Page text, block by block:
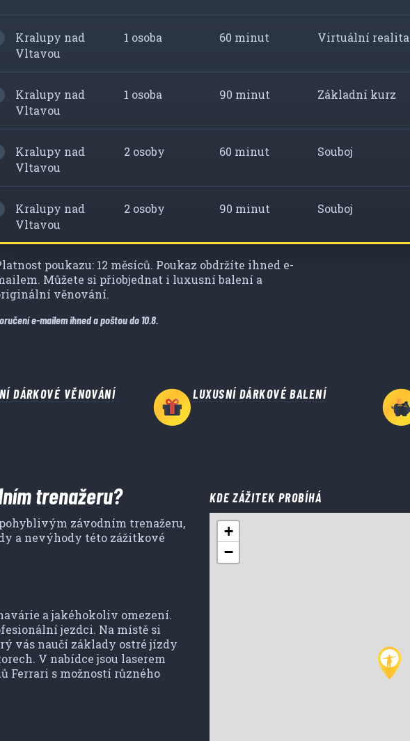
Kralupy nad
Vltavou
1 osoba 60 minut Virtuální realita
Kralupy nad
Vltavou
1 osoba 90 minut Základní kurz
Kralupy nad
Vltavou
2 osoby 60 minut Souboj
Kralupy nad
Vltavou
2 osoby 90 minut Souboj
poukazu: 12 měsíců. Poukaz obdržíte ihned e-
Můžete si přiobjednat i luxusní balení a
věnování.
e-mailem ihned a poštou do 10.8.
DÁRKOVÉ VĚNOVÁNÍ LUXUSNÍ DÁRKOVÉ BALENÍ
trenažeru?
závodním trenažeru,
a nevýhody této zážitkové
a jakéhokoliv omezení.
jezdci. Na místě si
vás naučí základy ostré jízdy
V nabídce jsou laserem
Ferrari s možností různého
KDE ZÁŽITEK PROBÍHÁ
+
−